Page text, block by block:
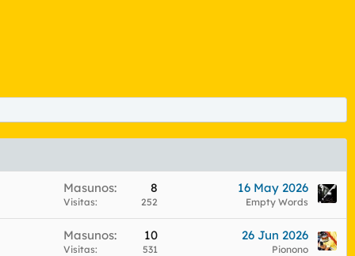
Masunos 8
Visitas 252
16 May 2026
Empty Words
Masunos 10
Visitas 531
26 Jun 2026
Pionono